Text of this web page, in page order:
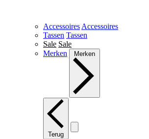
Accessoires Accessoires
Tassen Tassen
Sale Sale
Merken
Merken
Terug